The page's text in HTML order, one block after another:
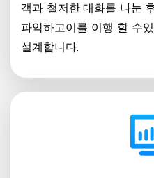
객과 철저한 대화를 나눈
파악하고이를 이행 할 수
설계합니다.